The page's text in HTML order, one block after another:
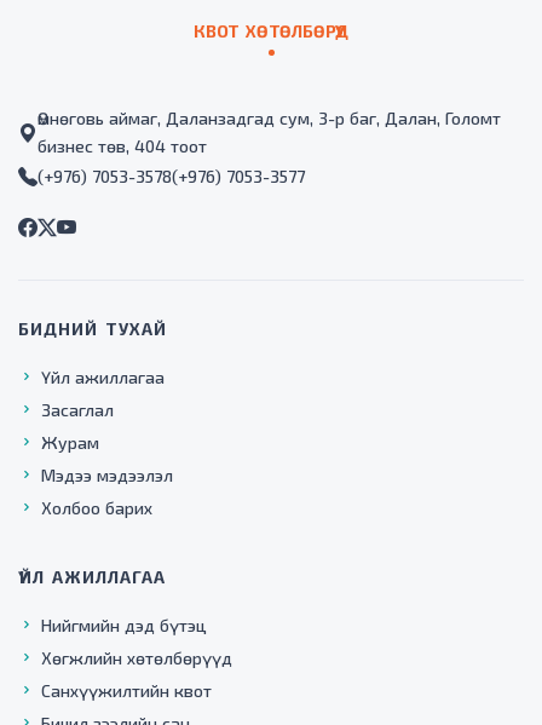
КВОТ ХӨТӨЛБӨРҮҮД
Өмнөговь аймаг, Даланзадгад сум, 3-р баг, Далан, Голомт
бизнес төв, 404 тоот
(+976) 7053-3578(+976) 7053-3577
БИДНИЙ ТУХАЙ
Үйл ажиллагаа
Засаглал
Журам
Мэдээ мэдээлэл
Холбоо барих
ҮЙЛ АЖИЛЛАГАА
Нийгмийн дэд бүтэц
Хөгжлийн хөтөлбөрүүд
Санхүүжилтийн квот